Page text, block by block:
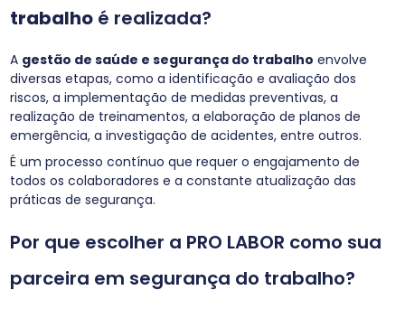
trabalho é realizada?
A gestão de saúde e segurança do trabalho envolve
diversas etapas, como a identificação e avaliação dos
riscos, a implementação de medidas preventivas, a
realização de treinamentos, a elaboração de planos de
emergência, a investigação de acidentes, entre outros.
É um processo contínuo que requer o engajamento de
todos os colaboradores e a constante atualização das
práticas de segurança.
Por que escolher a PRO LABOR como sua
parceira em segurança do trabalho?